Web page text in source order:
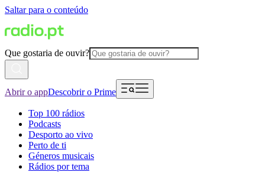
Saltar para o conteúdo
Que gostaria de ouvir?
Abrir o appDescobrir o Prime
Top 100 rádios
Podcasts
Desporto ao vivo
Perto de ti
Géneros musicais
Rádios por tema